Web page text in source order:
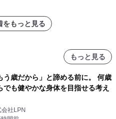
をもっと見る
もっと見る
う歳だから」と諦める前に。 何歳
でも健やかな身体を目指せる考え
会社LPN